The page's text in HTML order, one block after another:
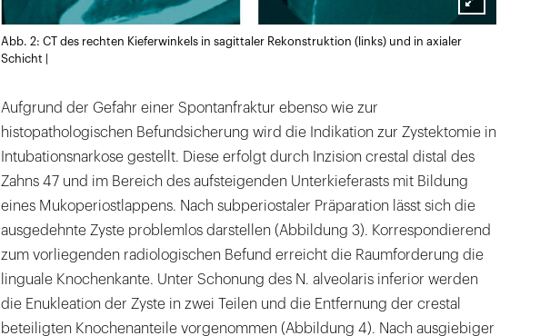
Lightbox
Abb. 2: CT des rechten Kieferwinkels in sagittaler Rekonstruktion (links) und in axialer
Schicht |
Aufgrund der Gefahr einer Spontanfraktur ebenso wie zur
histopathologischen Befundsicherung wird die Indikation zur Zystektomie in
Intubationsnarkose gestellt. Diese erfolgt durch Inzision crestal distal des
Zahns 47 und im Bereich des aufsteigenden Unterkieferasts mit Bildung
eines Mukoperiostlappens. Nach subperiostaler Präparation lässt sich die
ausgedehnte Zyste problemlos darstellen (Abbildung 3). Korrespondierend
zum vorliegenden radiologischen Befund erreicht die Raumforderung die
linguale Knochenkante. Unter Schonung des N. alveolaris inferior werden
die Enukleation der Zyste in zwei Teilen und die Entfernung der crestal
beteiligten Knochenanteile vorgenommen (Abbildung 4). Nach ausgiebiger